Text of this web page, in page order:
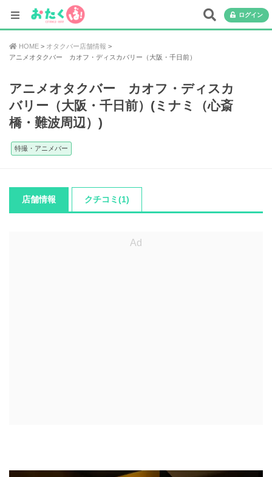
ログイン
HOME
オタクバー店舗情報
アニメオタクバー カオフ・ディスカバリー（大阪・千日前）
アニメオタクバー カオフ・ディスカ
バリー（大阪・千日前）(ミナミ（心斎
橋・難波周辺）)
特撮・アニメバー
店舗情報 クチコミ(1)